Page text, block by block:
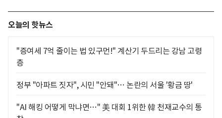
오늘의 핫뉴스
"증여세 7억 줄이는 법 있구먼!" 계산기 두드리는 강남 고령
층
정부 "아파트 짓자", 시민 "안돼"… 논란의 서울 '황금 땅'
"AI 해킹 어떻게 막냐면…" 美 대회 1위한 韓 천재교수의 통